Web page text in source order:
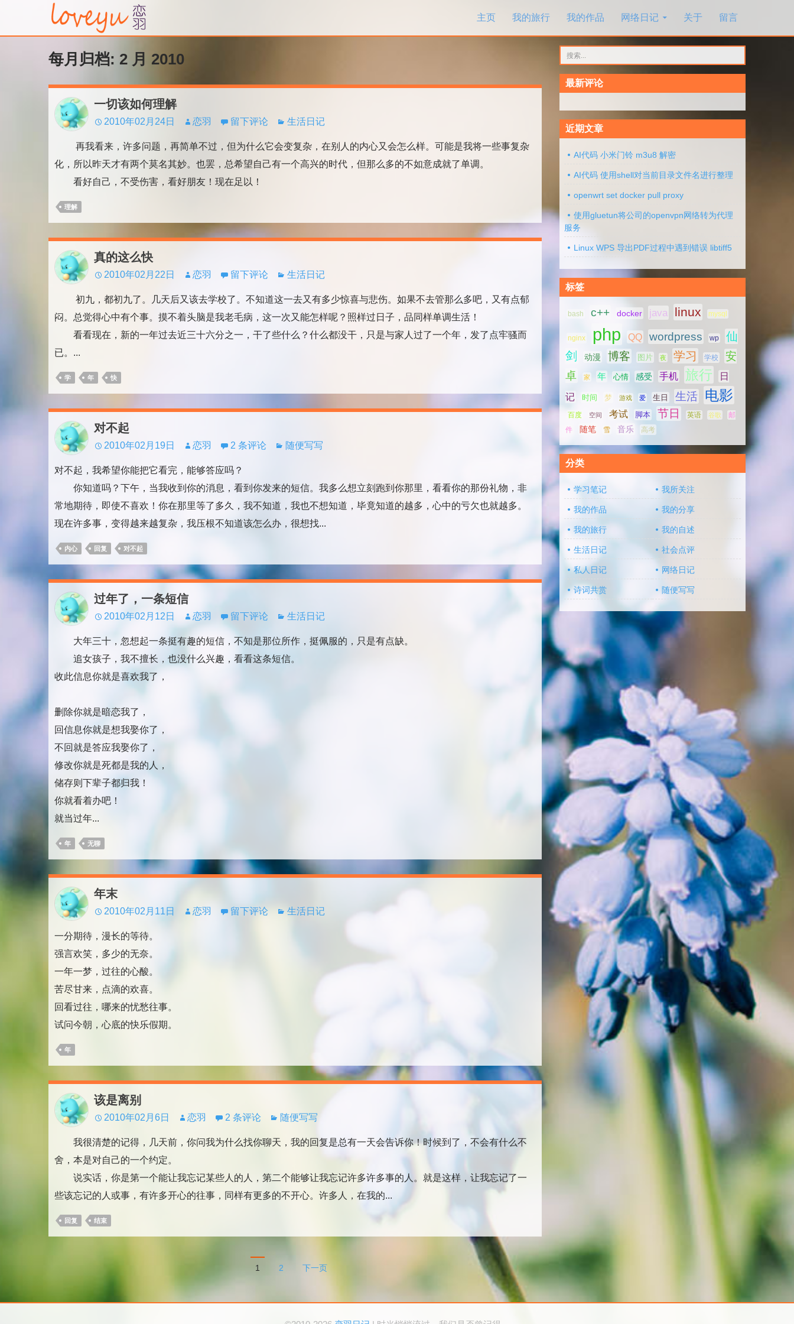
主页
我的旅行 我的作品 网络日记 关于 留言
每月归档: 2 月 2010
一切该如何理解
2010年02月24日 恋羽 留下评论 生活日记
再我看来，许多问题，再简单不过，但为什么它会变复杂，在别人的内心又会怎么样。可能是我将一些事复杂
化，所以昨天才有两个莫名其妙。也罢，总希望自己有一个高兴的时代，但那么多的不如意成就了单调。
看好自己，不受伤害，看好朋友！现在足以！
理解
真的这么快
2010年02月22日 恋羽 留下评论 生活日记
初九，都初九了。几天后又该去学校了。不知道这一去又有多少惊喜与悲伤。如果不去管那么多吧，又有点郁
闷。总觉得心中有个事。摸不着头脑是我老毛病，这一次又能怎样呢？照样过日子，品同样单调生活！
看看现在，新的一年过去近三十六分之一，干了些什么？什么都没干，只是与家人过了一个年，发了点牢骚而
已。...
学 年 快
对不起
2010年02月19日 恋羽 2 条评论 随便写写
对不起，我希望你能把它看完，能够答应吗？
你知道吗？下午，当我收到你的消息，看到你发来的短信。我多么想立刻跑到你那里，看看你的那份礼物，非
常地期待，即使不喜欢！你在那里等了多久，我不知道，我也不想知道，毕竟知道的越多，心中的亏欠也就越多。
现在许多事，变得越来越复杂，我压根不知道该怎么办，很想找...
内心 回复 对不起
过年了，一条短信
2010年02月12日 恋羽 留下评论 生活日记
大年三十，忽想起一条挺有趣的短信，不知是那位所作，挺佩服的，只是有点缺。
追女孩子，我不擅长，也没什么兴趣，看看这条短信。
收此信息你就是喜欢我了，
删除你就是暗恋我了，
回信息你就是想我娶你了，
不回就是答应我娶你了，
修改你就是死都是我的人，
储存则下辈子都归我！
你就看着办吧！
就当过年...
年 无聊
年末
2010年02月11日 恋羽 留下评论 生活日记
一分期待，漫长的等待。
强言欢笑，多少的无奈。
一年一梦，过往的心酸。
苦尽甘来，点滴的欢喜。
回看过往，哪来的忧愁往事。
试问今朝，心底的快乐假期。
年
该是离别
2010年02月6日 恋羽 2 条评论 随便写写
我很清楚的记得，几天前，你问我为什么找你聊天，我的回复是总有一天会告诉你！时候到了，不会有什么不
舍，本是对自己的一个约定。
说实话，你是第一个能让我忘记某些人的人，第二个能够让我忘记许多许多事的人。就是这样，让我忘记了一
些该忘记的人或事，有许多开心的往事，同样有更多的不开心。许多人，在我的...
回复 结束
分
1 2 下一页
索：
最新评论
近期文章
AI代码 小米门铃 m3u8 解密
AI代码 使用shell对当前目录文件名进行整理
openwrt set docker pull proxy
使用gluetun将公司的openvpn网络转为代理
服务
Linux WPS 导出PDF过程中遇到错误 libtiff5
标签
bash c++ docker java linux mysql
nginx php QQ wordpress wp
仙
剑
动漫 博客 图片 夜 学习 学校
安
卓
家 年 心情 感受 手机 旅行 日
记 时间 梦 游戏 爱 生日 生活 电影
百度 空间 考试 脚本 节日 英语 谷歌 邮
件 随笔 雪 音乐 高考
分类
学习笔记 我所关注
我的作品 我的分享
我的旅行 我的自述
生活日记 社会点评
私人日记 网络日记
诗词共赏 随便写写